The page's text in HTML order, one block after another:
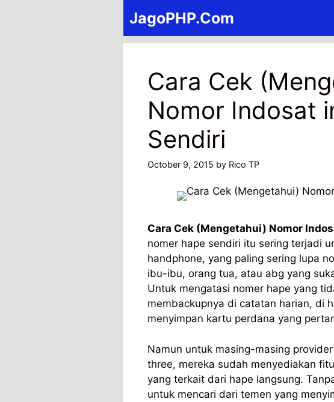
JagoPHP.Com
Cara Cek
Nomor Indosat
Sendiri
October 9, 2015 by Rico TP
Cara Cek (Mengetahui) Nomor
nomer hape sendiri itu sering terjadi
handphone, yang paling sering lupa
ibu-ibu, orang tua, atau abg yang
Untuk mengatasi nomer hape yang
membackupnya di catatan harian, di
menyimpan kartu perdana yang
Namun untuk masing-masing
three, mereka sudah menyediakan
yang terkait dari hape langsung.
untuk mencari dari temen yang